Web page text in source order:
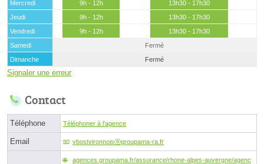
Mercredi
9h - 12h
13h30 - 17h30
Jeudi
9h - 12h
13h30 - 17h30
Vendredi
9h - 12h
13h30 - 17h30
Samedi
Fermé
Dimanche
Fermé
Signaler une erreur
Contact
Téléphone Téléphoner à l'agence
Email vbostvironnoisⓐgroupama-ra.fr
agences.groupama.fr/assurance/rhone-alpes-auvergne/agenc